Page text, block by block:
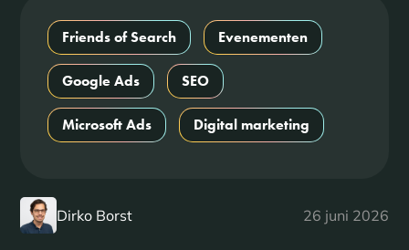
Friends of Search Evenementen
Google Ads SEO
Microsoft Ads Digital marketing
Dirko Borst 26 juni 2026